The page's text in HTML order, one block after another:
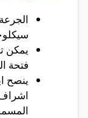
يمكن
فتحة
ينصح